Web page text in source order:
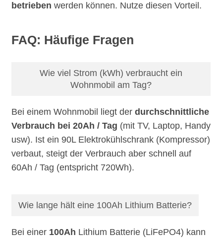
betrieben werden können. Nutze diesen Vorteil.
FAQ: Häufige Fragen
Wie viel Strom (kWh) verbraucht ein
Wohnmobil am Tag?
Bei einem Wohnmobil liegt der durchschnittliche
Verbrauch bei 20Ah / Tag (mit TV, Laptop, Handy
usw). Ist ein 90L Elektrokühlschrank (Kompressor)
verbaut, steigt der Verbrauch aber schnell auf
60Ah / Tag (entspricht 720Wh).
Wie lange hält eine 100Ah Lithium Batterie?
Bei einer 100Ah Lithium Batterie (LiFePO4) kann